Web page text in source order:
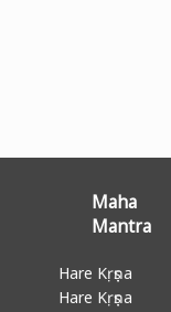
Maha
Mantra
Hare Kṛṣṇa
Hare Kṛṣṇa